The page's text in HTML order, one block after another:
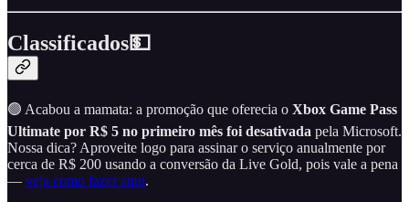
Classificados💵
🟢 Acabou a mamata: a promoção que oferecia o Xbox Game Pass
Ultimate por R$ 5 no primeiro mês foi desativada pela Microsoft.
Nossa dica? Aproveite logo para assinar o serviço anualmente por
cerca de R$ 200 usando a conversão da Live Gold, pois vale a pena
— veja como fazer aqui.